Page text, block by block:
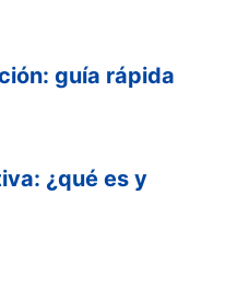
guía rápida
¿qué es y